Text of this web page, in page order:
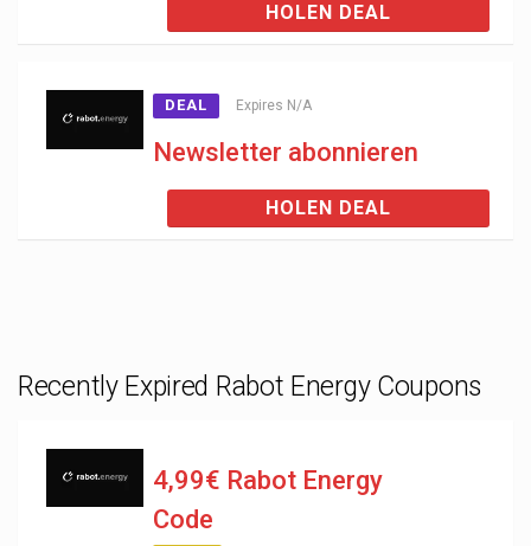
HOLEN DEAL
DEAL Expires N/A
Newsletter abonnieren
HOLEN DEAL
Recently Expired Rabot Energy Coupons
4,99€ Rabot Energy
Code